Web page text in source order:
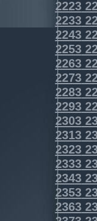
2223
2233
2243
2253
2263
2273
2283
2293
2303
2313
2323
2333
2343
2353
2363